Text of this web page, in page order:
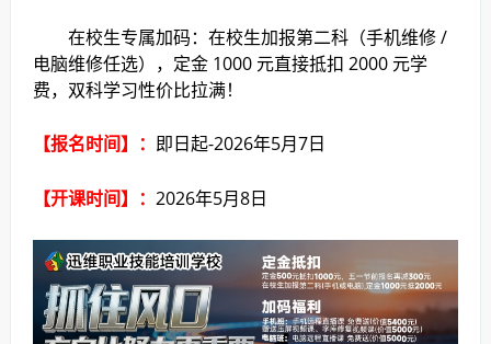
在校生专属加码：在校生加报第二科（手机维修 /
电脑维修任选），定金 1000 元直接抵扣 2000 元学
费，双科学习性价比拉满！
【报名时间】： 即日起-2026年5月7日
【开课时间】： 2026年5月8日